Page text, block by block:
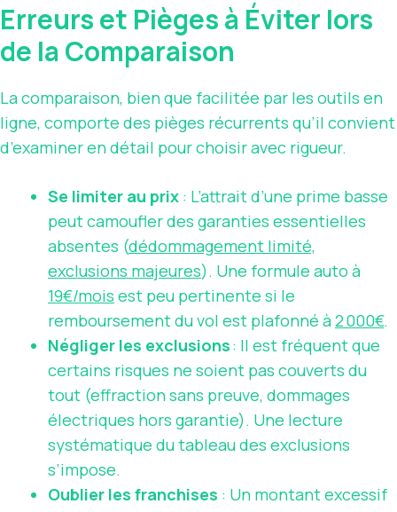
Erreurs et Pièges à Éviter lors
de la Comparaison
La comparaison, bien que facilitée par les outils en
ligne, comporte des pièges récurrents qu’il convient
d’examiner en détail pour choisir avec rigueur.
Se limiter au prix : L’attrait d’une prime basse
peut camoufler des garanties essentielles
absentes (dédommagement limité,
exclusions majeures). Une formule auto à
19€/mois est peu pertinente si le
remboursement du vol est plafonné à2 000€.
Négliger les exclusions: Il est fréquent que
certains risques ne soient pas couverts du
tout (effraction sans preuve, dommages
électriques hors garantie). Une lecture
systématique du tableau des exclusions
s’impose.
Oublier les franchises : Un montant excessif